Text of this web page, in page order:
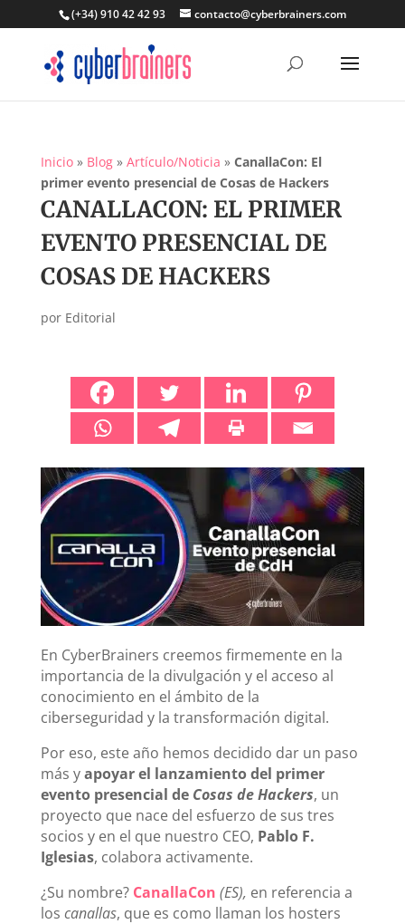
(+34) 910 42 42 93 contacto@cyberbrainers.com
Inicio» Blog» Artículo/Noticia » CanallaCon: El
primer evento presencial de Cosas de Hackers
CANALLACON: EL PRIMER
EVENTO PRESENCIAL DE
COSAS DE HACKERS
por Editorial
En CyberBrainers creemos firmemente en la
importancia de la divulgación y el acceso al
conocimiento en el ámbito de la
ciberseguridad y la transformación digital.
Por eso, este año hemos decidido dar un paso
más yapoyar el lanzamiento del primer
evento presencial de Cosas de Hackers, un
proyecto que nace del esfuerzo de sus tres
socios y en el que nuestro CEO, Pablo F.
Iglesias, colabora activamente.
¿Su nombre? CanallaCon (ES), en referencia a
los canallas, que es como llaman los hosters